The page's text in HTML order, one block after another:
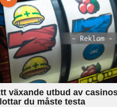
växande utbud av
du måste testa